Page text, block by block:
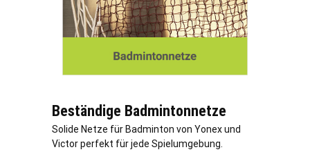
Beständige Badmintonnetze
Solide Netze für Badminton von Yonex und
Victor perfekt für jede Spielumgebung.